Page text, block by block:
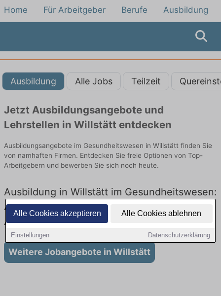
Alle Cookies akzeptieren Alle Cookies ablehnen
Einstellungen Datenschutzerklärung
Home Für Arbeitgeber Berufe Ausbildung
Ausbildung Alle Jobs Teilzeit
Jetzt Ausbildungsangebote und
Lehrstellen in Willstätt entdecken
Ausbildungsangebote im Gesundheitswesen in Willstätt finden Sie
von namhaften Firmen. Entdecken Sie freie Optionen von Top-
Arbeitgebern und bewerben Sie sich noch heute.
Ausbildung in Willstätt im Gesundheitswesen:
Aktuell gibt es keine Stellenangebote für
Ausbildung in Willstätt
Weitere Jobangebote in Willstätt